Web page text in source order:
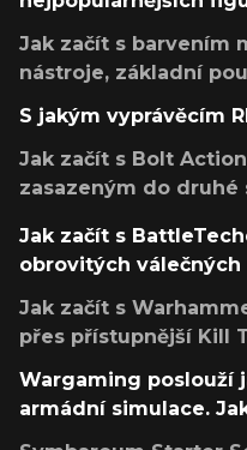
Jak začít s barvením
nástroje, základní
S jakým vyprávěcím
Jak začít s Bolt
zasazeným do druhé
Jak začít s
obrovitých válečných
Jak začít s
přes přístupnější Kill
Wargaming poslouží
armádní simulace.